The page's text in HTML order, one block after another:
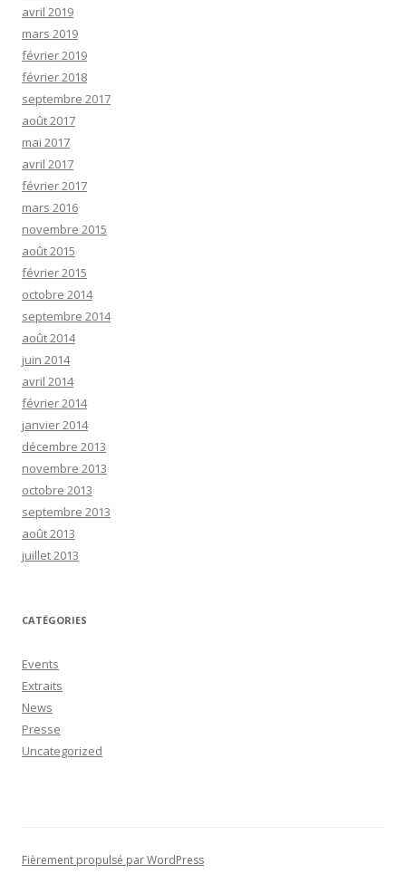
avril 2019
mars 2019
février 2019
février 2018
septembre 2017
août 2017
mai 2017
avril 2017
février 2017
mars 2016
novembre 2015
août 2015
février 2015
octobre 2014
septembre 2014
août 2014
juin 2014
avril 2014
février 2014
janvier 2014
décembre 2013
novembre 2013
octobre 2013
septembre 2013
août 2013
juillet 2013
CATÉGORIES
Events
Extraits
News
Presse
Uncategorized
Fièrement propulsé par WordPress